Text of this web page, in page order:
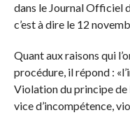
dans le Journal Officiel
c’est à dire le 12
Quant aux raisons qui
procédure, il répond :
Violation du principe de
vice d’incompétence,